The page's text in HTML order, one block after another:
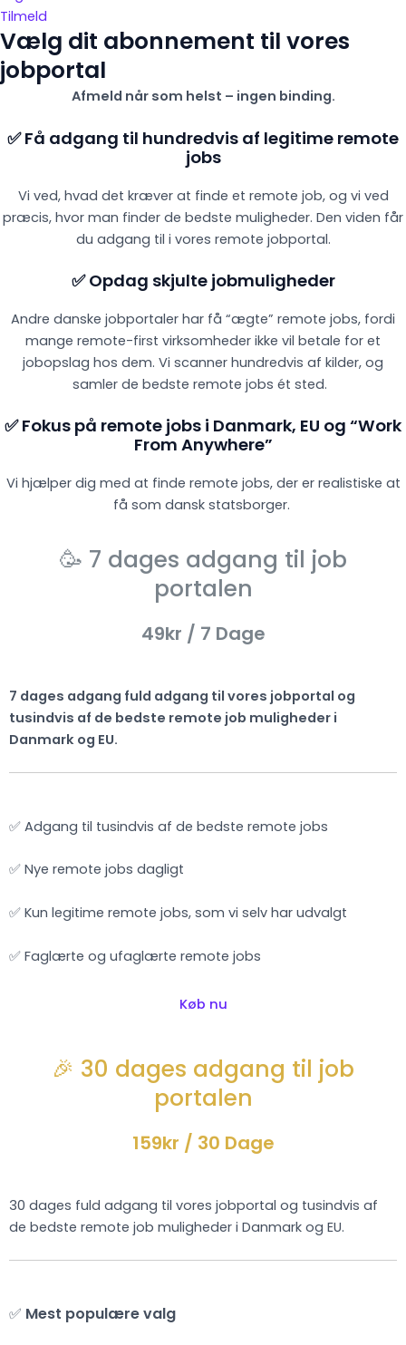
Tilmeld
Vælg dit abonnement til vores
jobportal
Afmeld når som helst – ingen binding.
✅ Få adgang til hundredvis af legitime remote
jobs
Vi ved, hvad det kræver at finde et remote job, og vi ved
præcis, hvor man finder de bedste muligheder. Den viden får
du adgang til i vores remote jobportal.
✅ Opdag skjulte jobmuligheder
Andre danske jobportaler har få “ægte” remote jobs, fordi
mange remote-first virksomheder ikke vil betale for et
jobopslag hos dem. Vi scanner hundredvis af kilder, og
samler de bedste remote jobs ét sted.
✅ Fokus på remote jobs i Danmark, EU og “Work
From Anywhere”
Vi hjælper dig med at finde remote jobs, der er realistiske at
få som dansk statsborger.
🥳 7 dages adgang til job
portalen
49kr / 7 Dage
7 dages adgang fuld adgang til vores jobportal og
tusindvis af de bedste remote job muligheder i
Danmark og EU.
✅ Adgang til tusindvis af de bedste remote jobs
✅ Nye remote jobs dagligt
✅ Kun legitime remote jobs, som vi selv har udvalgt
✅ Faglærte og ufaglærte remote jobs
Køb nu
🎉 30 dages adgang til job
portalen
159kr / 30 Dage
30 dages fuld adgang til vores jobportal og tusindvis af
de bedste remote job muligheder i Danmark og EU.
✅ Mest populære valg